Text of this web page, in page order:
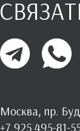
Москва, пр.
+7 925 495-81-